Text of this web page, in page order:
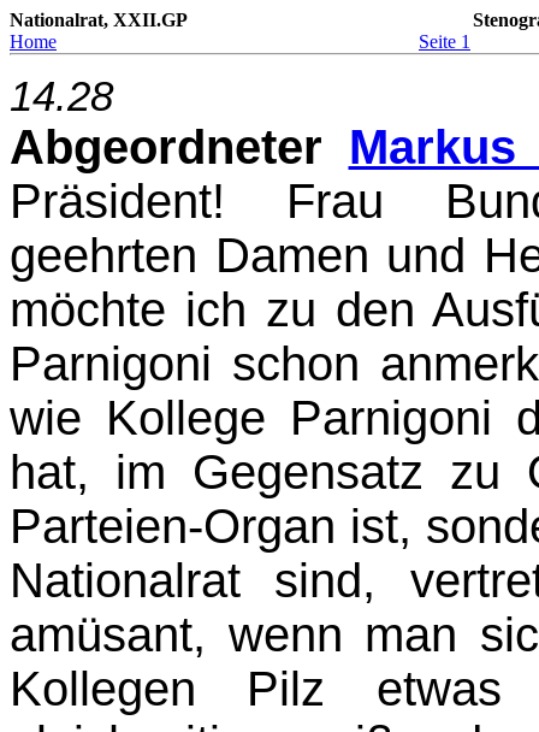
Nationalrat, XXII.GP
Home
Seite 1
14.28
Abgeordneter Markus
Präsident! Frau
geehrten Damen und
möchte ich zu den
Parnigoni schon
wie Kollege Parnigoni
hat, im Gegensatz zu
Parteien-Organ ist,
Nationalrat sind,
amüsant, wenn man
Kollegen Pilz etwas